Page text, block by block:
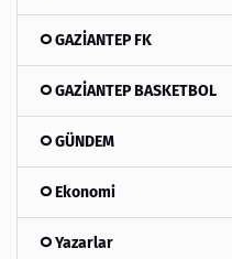
GAZİANTEP FK
GAZİANTEP BASKETBOL
GÜNDEM
Ekonomi
Yazarlar